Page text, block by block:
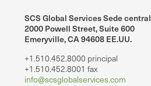
SCS Global Services Sede central
2000 Powell Street, Suite 600
Emeryville, CA 94608 EE.UU.
+1.510.452.8000 principal
+1.510.452.8001 fax
info@scsglobalservices.com